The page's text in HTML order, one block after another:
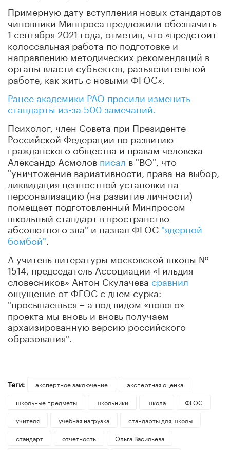
Примерную дату вступления новых стандартов
чиновники Минпроса предложили обозначить
1 сентября 2021 года, отметив, что «предстоит
колоссальная работа по подготовке и
направлению методических рекомендаций в
органы власти субъектов, разъяснительной
работе, как жить с новыми ФГОС».
Ранее академики РАО просили изменить
стандарты из-за 500 замечаний.
Психолог, член Совета при Президенте
Российской Федерации по развитию
гражданского общества и правам человека
Александр Асмолов писал в "ВО", что
"уничтожение вариативности, права на выбор,
ликвидация ценностной установки на
персонализацию (на развитие личности)
помещает подготовленный Минпросом
школьный стандарт в пространство
абсолютного зла" и назвал ФГОС "ядерной
бомбой"
А учитель литературы московской школы №
1514, председатель Ассоциации «Гильдия
словесников» Антон Скулачева сравнил
ощущение от ФГОС с днем сурка:
"просыпаешься – а под видом «нового»
проекта мы вновь и вновь получаем
архаизированную версию российского
образования".
Теги: экспертное заключение
экспертная оценка
школьные предметы
школьники школа
ФГОС
учителя
учебная нагрузка
стандарты для школы
стандарт
отчетность
Ольга Васильева